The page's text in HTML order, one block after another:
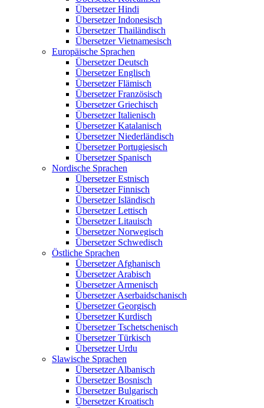
Übersetzer Hindi
Übersetzer Indonesisch
Übersetzer Thailändisch
Übersetzer Vietnamesisch
Europäische Sprachen
Übersetzer Deutsch
Übersetzer Englisch
Übersetzer Flämisch
Übersetzer Französisch
Übersetzer Griechisch
Übersetzer Italienisch
Übersetzer Katalanisch
Übersetzer Niederländisch
Übersetzer Portugiesisch
Übersetzer Spanisch
Nordische Sprachen
Übersetzer Estnisch
Übersetzer Finnisch
Übersetzer Isländisch
Übersetzer Lettisch
Übersetzer Litauisch
Übersetzer Norwegisch
Übersetzer Schwedisch
Östliche Sprachen
Übersetzer Afghanisch
Übersetzer Arabisch
Übersetzer Armenisch
Übersetzer Aserbaidschanisch
Übersetzer Georgisch
Übersetzer Kurdisch
Übersetzer Tschetschenisch
Übersetzer Türkisch
Übersetzer Urdu
Slawische Sprachen
Übersetzer Albanisch
Übersetzer Bosnisch
Übersetzer Bulgarisch
Übersetzer Kroatisch